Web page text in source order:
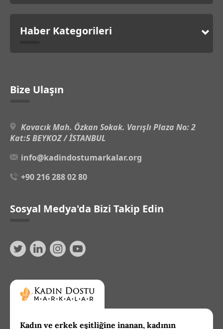
Haber Kategorileri
Bize Ulaşın
Kavacık Mah. Özkan Sokak. Varışlı Plaza No: 2
Kat:5 BEYKOZ / İSTANBUL
info@kadindostumarkalar.org
+90 216 288 02 80
Sosyal Medya'da Bizi Takip Edin
Kadın ve erkek eşitliğine inanan, kadının